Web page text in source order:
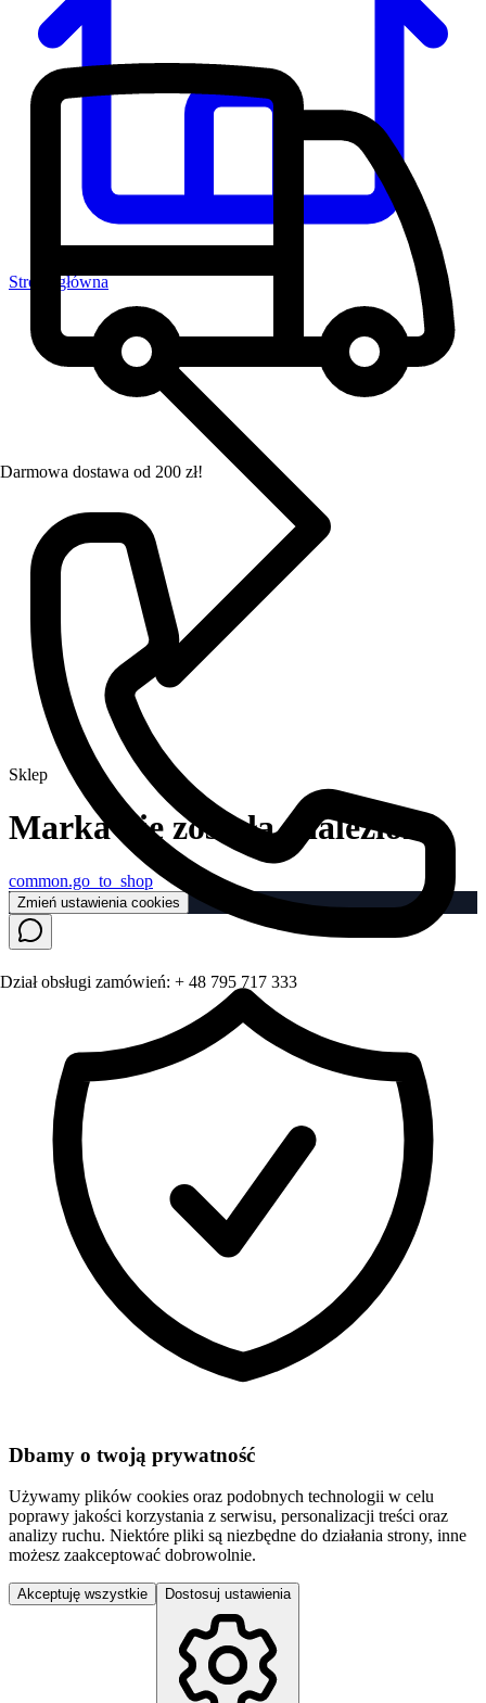
Darmowa dostawa od 200 zł!
Dział obsługi zamówień: + 48 795 717 333
Strona główna
Sklep
Marka nie została znaleziona
common.go_to_shop
Zmień ustawienia cookies
Dbamy o twoją prywatność
Używamy plików cookies oraz podobnych technologii w celu
poprawy jakości korzystania z serwisu, personalizacji treści oraz
analizy ruchu. Niektóre pliki są niezbędne do działania strony, inne
możesz zaakceptować dobrowolnie.
Akceptuję wszystkie Dostosuj ustawienia